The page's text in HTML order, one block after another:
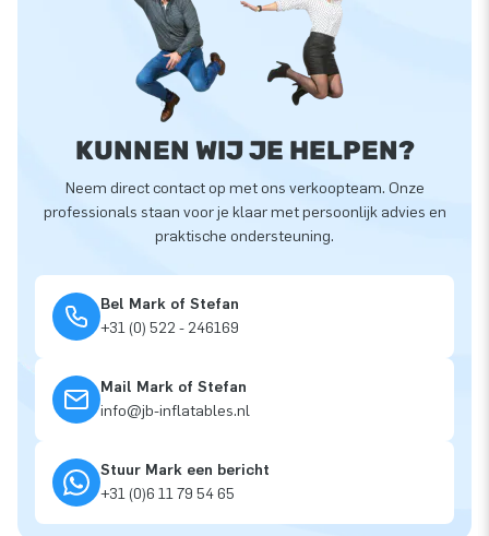
KUNNEN WIJ JE HELPEN?
Neem direct contact op met ons verkoopteam. Onze
professionals staan voor je klaar met persoonlijk advies en
praktische ondersteuning.
Bel Mark of Stefan
+31 (0) 522 - 246169
Mail Mark of Stefan
info@jb-inflatables.nl
Stuur Mark een bericht
+31 (0)6 11 79 54 65